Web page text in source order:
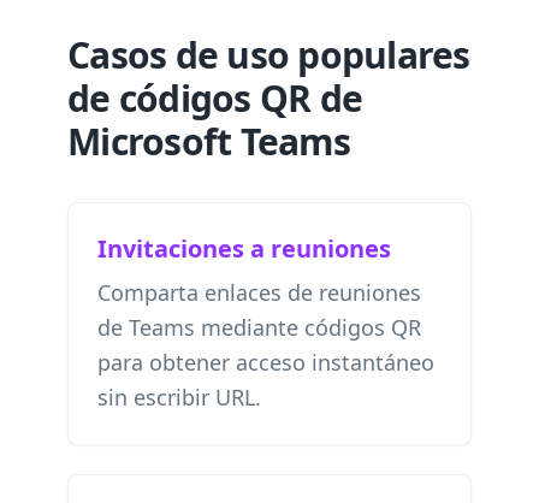
Casos de uso populares
de códigos QR de
Microsoft Teams
Invitaciones a reuniones
Comparta enlaces de reuniones
de Teams mediante códigos QR
para obtener acceso instantáneo
sin escribir URL.